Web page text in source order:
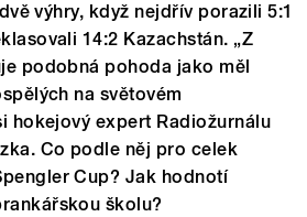
výhry, když nejdřív porazili 5:1
14:2 Kazachstán. „Z
podobná pohoda jako měl
na světovém
hokejový expert Radiožurnálu
Co podle něj pro celek
Cup? Jak hodnotí
školu?